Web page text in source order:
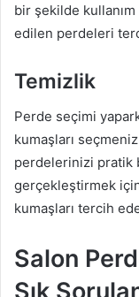
bir şekilde
edilen perdeleri
Temizlik
Perde seçimi
kumaşları
perdelerinizi pratik
gerçekleştirmek
kumaşları tercih
Salon